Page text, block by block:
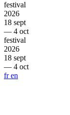
festival
2026
18 sept
— 4 oct
festival
2026
18 sept
— 4 oct
fren